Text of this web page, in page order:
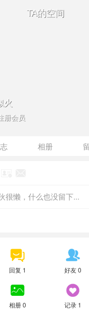
TA的空间
火
册会员
相册
很懒，什么也没留下...

回复 1

好友 0

相册 0

记录 1